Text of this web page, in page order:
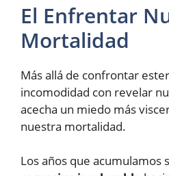
El Enfrentar
Mortalidad
Más allá de confrontar
incomodidad con revelar
acecha un miedo más
nuestra mortalidad.
Los años que acumulamos